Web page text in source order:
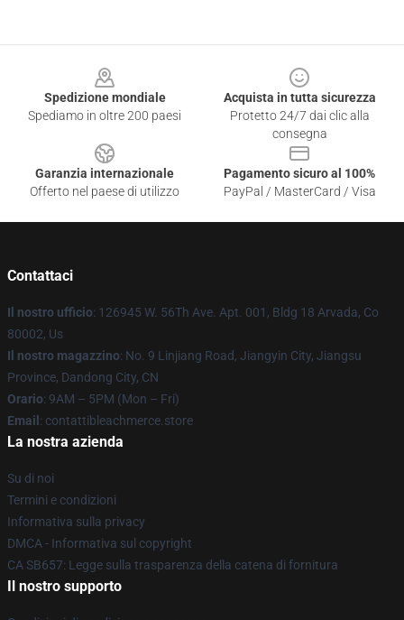
Spedizione mondiale
Spediamo in oltre 200 paesi
Acquista in tutta sicurezza
Protetto 24/7 dai clic alla
consegna
Garanzia internazionale
Offerto nel paese di utilizzo
Pagamento sicuro al 100%
PayPal / MasterCard / Visa
Contattaci
Il nostro ufficio: 126945 W. 56Th Ave. Apt. 001, Bldg 18 Arvada, Co
80002, Us
Il nostro magazzino: No. 9 Linjiang Road, Jiangyin City, Jiangsu
Province, Dandong City, CN
Orario: 9AM – 5PM (Mon – Fri)
Email : contattibleachmerce.store
La nostra azienda
Su di noi
Termini e condizioni
Informativa sulla privacy
DMCA - Informativa sul copyright
CA SB657: Legge sulla trasparenza della catena di fornitura
Il nostro supporto